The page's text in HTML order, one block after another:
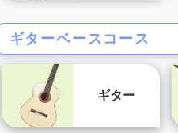
ギターベースコース
ギター